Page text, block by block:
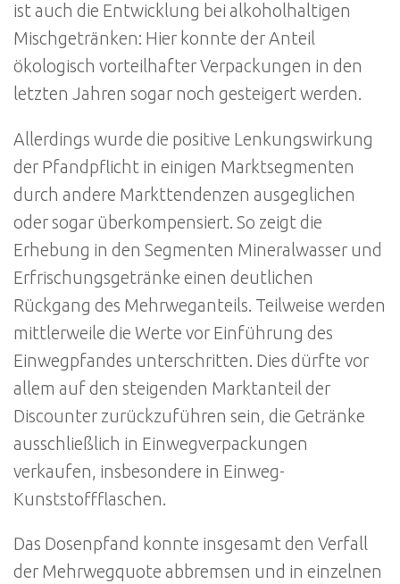
ist auch die Entwicklung bei alkoholhaltigen
Mischgetränken: Hier konnte der Anteil
ökologisch vorteilhafter Verpackungen in den
letzten Jahren sogar noch gesteigert werden.
Allerdings wurde die positive Lenkungswirkung
der Pfandpflicht in einigen Marktsegmenten
durch andere Markttendenzen ausgeglichen
oder sogar überkompensiert. So zeigt die
Erhebung in den Segmenten Mineralwasser und
Erfrischungsgetränke einen deutlichen
Rückgang des Mehrweganteils. Teilweise werden
mittlerweile die Werte vor Einführung des
Einwegpfandes unterschritten. Dies dürfte vor
allem auf den steigenden Marktanteil der
Discounter zurückzuführen sein, die Getränke
ausschließlich in Einwegverpackungen
verkaufen, insbesondere in Einweg-
Kunststoffflaschen.
Das Dosenpfand konnte insgesamt den Verfall
der Mehrwegquote abbremsen und in einzelnen